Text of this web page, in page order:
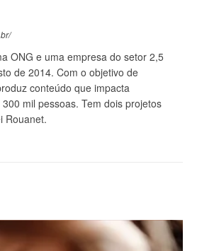
ONG e uma empresa do setor 2,5
de 2014. Com o objetivo de
conteúdo que impacta
mil pessoas. Tem dois projetos
Rouanet.